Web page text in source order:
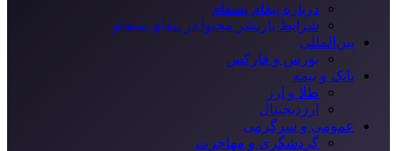
درباره پیغام پسغام
شرایط بازنشر محتوا در پیغام پسغام
بین‌المللی
بورس و فارکس
بانک و بیمه
طلا و ارز
ارزدیجیتال
عمومی و سرگرمی
گردشگری و مهاجرت